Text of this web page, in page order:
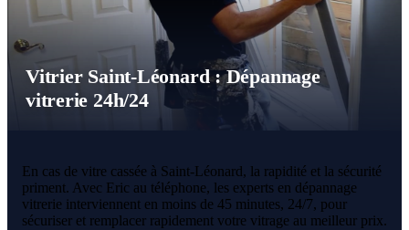
Vitrier Saint-Léonard : Dépannage
vitrerie 24h/24
En cas de vitre cassée à Saint-Léonard, la rapidité et la sécurité
priment. Avec Eric au téléphone, les experts en dépannage
vitrerie interviennent en moins de 45 minutes, 24/7, pour
sécuriser et remplacer rapidement votre vitrage au meilleur prix.